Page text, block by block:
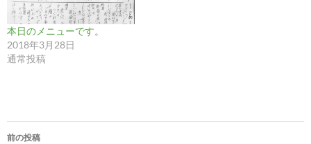
本日のメニューです。
2018年3月28日
通常投稿
投
前の投稿